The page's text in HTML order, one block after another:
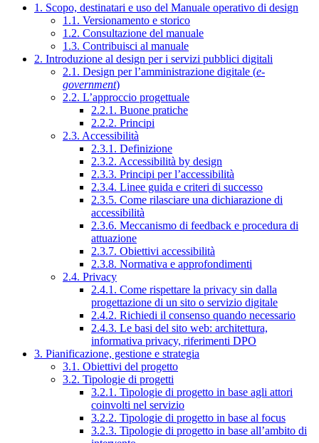
1. Scopo, destinatari e uso del Manuale operativo di design
1.1. Versionamento e storico
1.2. Consultazione del manuale
1.3. Contribuisci al manuale
2. Introduzione al design per i servizi pubblici digitali
2.1. Design per l’amministrazione digitale (e-
government)
2.2. L’approccio progettuale
2.2.1. Buone pratiche
2.2.2. Principi
2.3. Accessibilità
2.3.1. Definizione
2.3.2. Accessibilità by design
2.3.3. Principi per l’accessibilità
2.3.4. Linee guida e criteri di successo
2.3.5. Come rilasciare una dichiarazione di
accessibilità
2.3.6. Meccanismo di feedback e procedura di
attuazione
2.3.7. Obiettivi accessibilità
2.3.8. Normativa e approfondimenti
2.4. Privacy
2.4.1. Come rispettare la privacy sin dalla
progettazione di un sito o servizio digitale
2.4.2. Richiedi il consenso quando necessario
2.4.3. Le basi del sito web: architettura,
informativa privacy, riferimenti DPO
3. Pianificazione, gestione e strategia
3.1. Obiettivi del progetto
3.2. Tipologie di progetti
3.2.1. Tipologie di progetto in base agli attori
coinvolti nel servizio
3.2.2. Tipologie di progetto in base al focus
3.2.3. Tipologie di progetto in base all’ambito di